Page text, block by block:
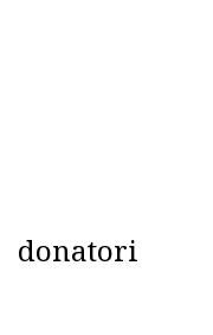
donatori